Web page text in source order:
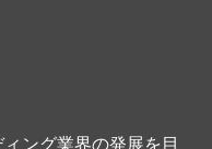
ング業界の発展を目